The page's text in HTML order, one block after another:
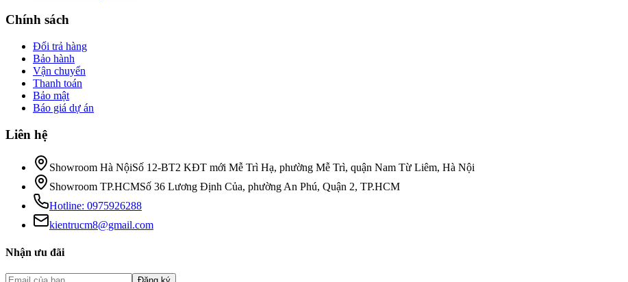
Chính sách
Đổi trả hàng
Bảo hành
Vận chuyển
Thanh toán
Bảo mật
Báo giá dự án
Liên hệ
Showroom Hà NộiSố 12-BT2 KĐT mới Mễ Trì Hạ, phường Mễ Trì, quận Nam Từ Liêm, Hà Nội
Showroom TP.HCMSố 36 Lương Định Của, phường An Phú, Quận 2, TP.HCM
Hotline: 0975926288
kientrucm8@gmail.com
Nhận ưu đãi